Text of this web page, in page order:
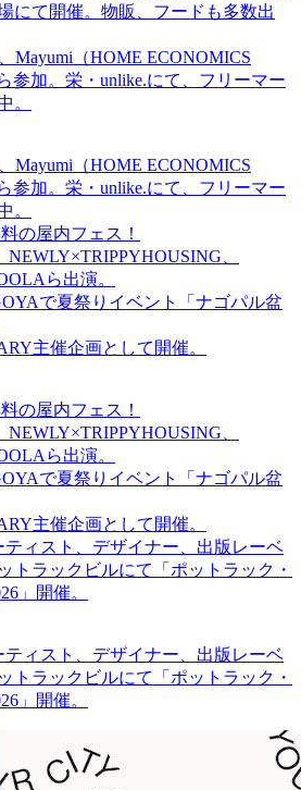
にて開催。物販、フードも多数出
Mayumi（HOME ECONOMICS
参加。栄・unlike.にて、フリーマー
。
Mayumi（HOME ECONOMICS
参加。栄・unlike.にて、フリーマー
。
の屋内フェス！
NEWLY×TRIPPYHOUSING、
ら出演。
で夏祭りイベント「ナゴパル盆
主催企画として開催。
の屋内フェス！
NEWLY×TRIPPYHOUSING、
ら出演。
で夏祭りイベント「ナゴパル盆
主催企画として開催。
ィスト、デザイナー、出版レーベ
トラックビルにて「ポットラック・
」開催。
ィスト、デザイナー、出版レーベ
トラックビルにて「ポットラック・
」開催。